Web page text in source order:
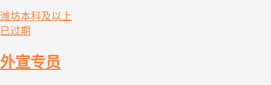
潍坊本科及以上
已过期
外宣专员